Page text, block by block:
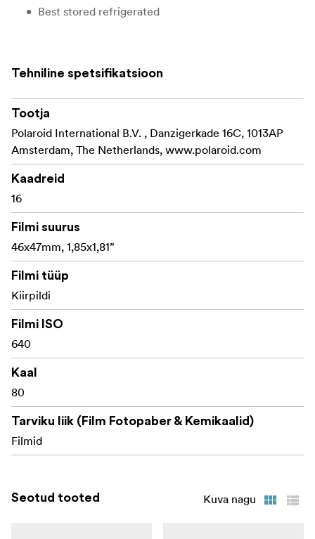
Best stored refrigerated
Tehniline spetsifikatsioon
Tootja
Polaroid International B.V. , Danzigerkade 16C, 1013AP
Amsterdam, The Netherlands, www.polaroid.com
Kaadreid
16
Filmi suurus
46x47mm, 1,85x1,81”
Filmi tüüp
Kiirpildi
Filmi ISO
640
Kaal
80
Tarviku liik (Film Fotopaber & Kemikaalid)
Filmid
Seotud tooted Kuva nagu